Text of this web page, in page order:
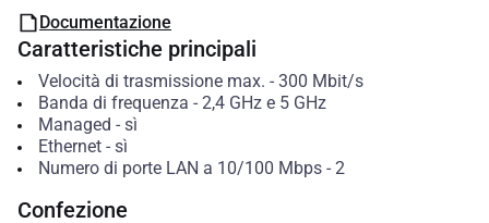
Documentazione
Caratteristiche principali
Velocità di trasmissione max. - 300 Mbit/s
Banda di frequenza - 2,4 GHz e 5 GHz
Managed - sì
Ethernet- sì
Numero di porte LAN a 10/100 Mbps- 2
Confezione